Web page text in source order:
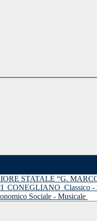
CONEGLIANO Classico
Sociale - Musicale